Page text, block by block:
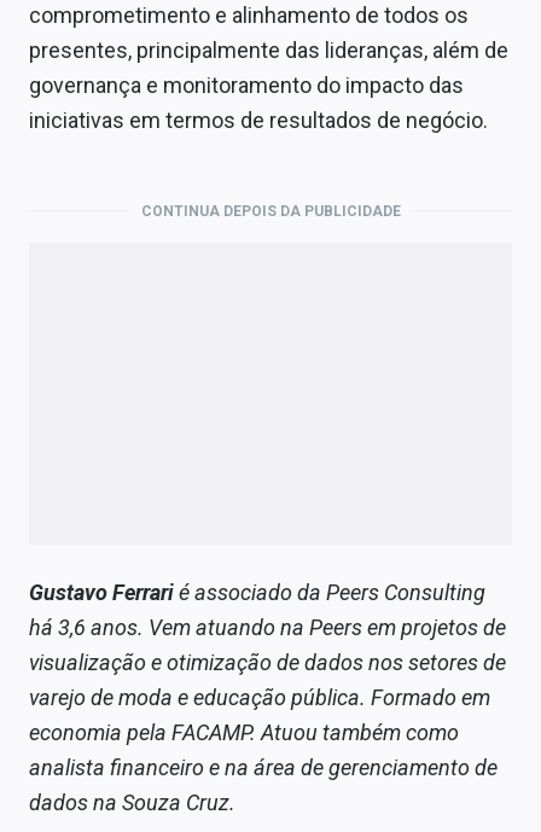
comprometimento e alinhamento de todos os
presentes, principalmente das lideranças, além de
governança e monitoramento do impacto das
iniciativas em termos de resultados de negócio.
CONTINUA DEPOIS DA PUBLICIDADE
Gustavo Ferrarié associado da Peers Consulting
há 3,6 anos. Vem atuando na Peers em projetos de
visualização e otimização de dados nos setores de
varejo de moda e educação pública. Formado em
economia pela FACAMP. Atuou também como
analista financeiro e na área de gerenciamento de
dados na Souza Cruz.